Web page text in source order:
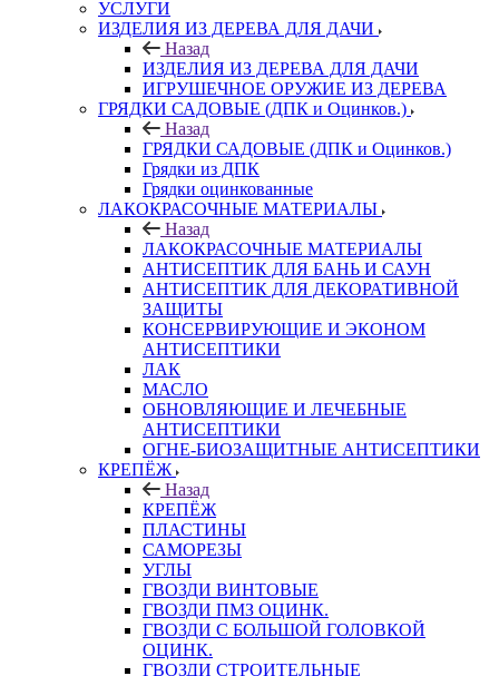
УСЛУГИ
ИЗДЕЛИЯ ИЗ ДЕРЕВА ДЛЯ ДАЧИ
Назад
ИЗДЕЛИЯ ИЗ ДЕРЕВА ДЛЯ ДАЧИ
ИГРУШЕЧНОЕ ОРУЖИЕ ИЗ ДЕРЕВА
ГРЯДКИ САДОВЫЕ (ДПК и Оцинков.)
Назад
ГРЯДКИ САДОВЫЕ (ДПК и Оцинков.)
Грядки из ДПК
Грядки оцинкованные
ЛАКОКРАСОЧНЫЕ МАТЕРИАЛЫ
Назад
ЛАКОКРАСОЧНЫЕ МАТЕРИАЛЫ
АНТИСЕПТИК ДЛЯ БАНЬ И САУН
АНТИСЕПТИК ДЛЯ ДЕКОРАТИВНОЙ
ЗАЩИТЫ
КОНСЕРВИРУЮЩИЕ И ЭКОНОМ
АНТИСЕПТИКИ
ЛАК
МАСЛО
ОБНОВЛЯЮЩИЕ И ЛЕЧЕБНЫЕ
АНТИСЕПТИКИ
ОГНЕ-БИОЗАЩИТНЫЕ АНТИСЕПТИКИ
КРЕПЁЖ
Назад
КРЕПЁЖ
ПЛАСТИНЫ
САМОРЕЗЫ
УГЛЫ
ГВОЗДИ ВИНТОВЫЕ
ГВОЗДИ ПМЗ ОЦИНК.
ГВОЗДИ С БОЛЬШОЙ ГОЛОВКОЙ
ОЦИНК.
ГВОЗДИ СТРОИТЕЛЬНЫЕ